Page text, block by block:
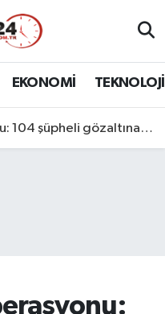
EKONOMİ TEKNOLOJİ
şüpheli gözaltına alındı